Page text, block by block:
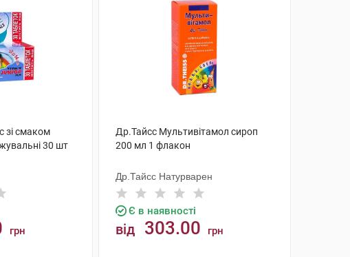
зі смаком
30 шт
грн
Др.Тайсс Мультивітамол сироп
200 мл 1 флакон
Др.Тайсс Натурварен
Є в наявності
від 303.00 грн